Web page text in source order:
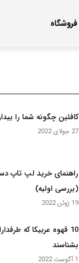
فروشگاه
کافئین چگونه شما را
27 جولای 2022
راهنمای خرید لپ تاپ
(بررسی اولیه)
19 ژوئن 2022
10 قهوه عربیکا که
بشناسند
1 آگوست 2022